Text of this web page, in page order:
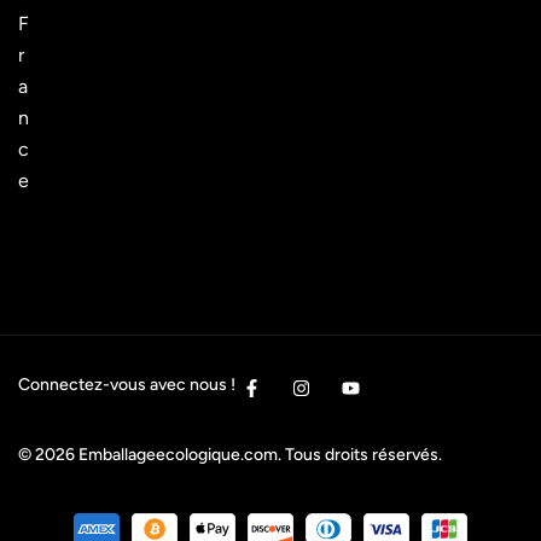
F
r
a
n
c
e
Connectez-vous avec nous !
© 2026 Emballageecologique.com. Tous droits réservés.